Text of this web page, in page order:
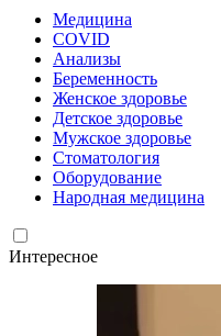
Медицина
COVID
Анализы
Беременность
Женское здоровье
Детское здоровье
Мужское здоровье
Стоматология
Оборудование
Народная медицина
Интересное